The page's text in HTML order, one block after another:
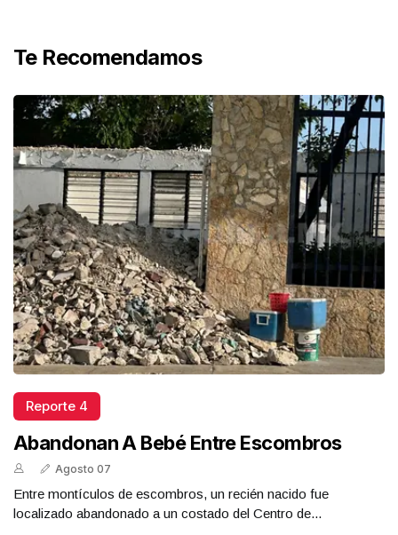
Te Recomendamos
Reporte 4
Abandonan A Bebé Entre Escombros
Agosto 07
Entre montículos de escombros, un recién nacido fue
localizado abandonado a un costado del Centro de...